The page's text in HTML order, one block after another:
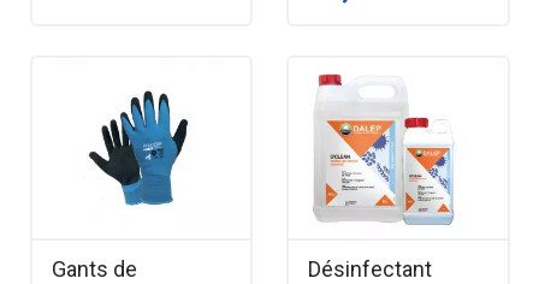
Gants de
Désinfectant